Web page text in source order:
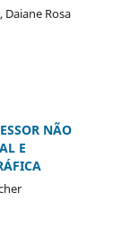
Daiane Rosa
NÃO
E